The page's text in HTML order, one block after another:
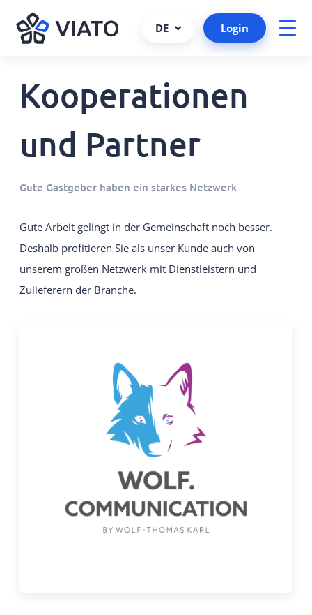
Über uns
Ansprechpartner
Kundenreferenzen
Schnittstellen
ALLE PRODUKTE UND SERVICES
Consulting, Support und mehr.
Wir behalten bei Ihren Buchungen den Überblick über
VIATO BOOKINGENGINE
Kommissionsfreie Direktbuchungen über
Ihre Website.
EIGENE WEBSITE
Individuelle Viato Website.
VIATO KICKSTARTER
Ein leichter Einstieg in den Online-Vertrieb für
Gastgeber mit bis zu 20 Zimmer.
IHREN ANBIETER WECHSELN
Presseportal
Viato Wissensfreitag
DE Login
Kooperationen
und Partner
Gute Gastgeber haben ein starkes Netzwerk
Gute Arbeit gelingt in der Gemeinschaft noch besser.
Deshalb profitieren Sie als unser Kunde auch von
unserem großen Netzwerk mit Dienstleistern und
Zulieferern der Branche.